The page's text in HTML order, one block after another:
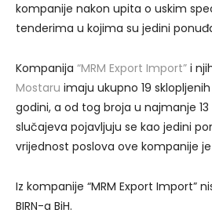
kompanije nakon upita o uskim
tenderima u kojima su jedini
Kompanija “MRM Export Import” i
Mostaru imaju ukupno 19
godini, a od tog broja u najmanje
slučajeva pojavljuju se kao jedini
vrijednost poslova ove kompanije
Iz kompanije “MRM Export Import”
BIRN-a BiH.